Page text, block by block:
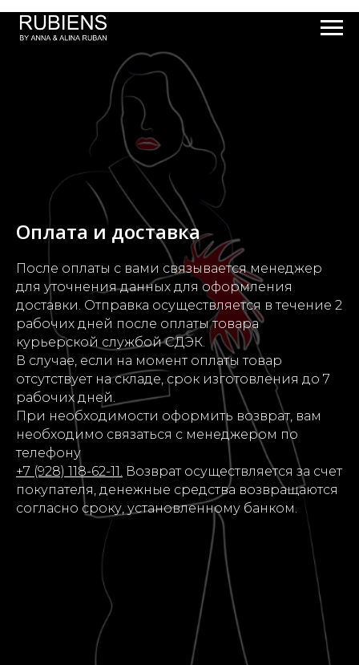
Оплата и доставка
После оплаты с вами связывается менеджер
для уточнения данных для оформления
доставки. Отправка осуществляется в течение 2
рабочих дней после оплаты товара
курьерской службой СДЭК.
В случае, если на момент оплаты товар
отсутствует на складе, срок изготовления до 7
рабочих дней.
При необходимости оформить возврат, вам
необходимо связаться с менеджером по
телефону
+7 (928) 118-62-11. Возврат осуществляется за счет
покупателя, денежные средства возвращаются
согласно сроку, установленному банком.